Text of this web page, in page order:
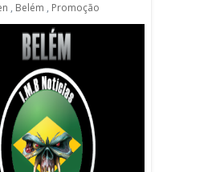
, Belém , Promoção